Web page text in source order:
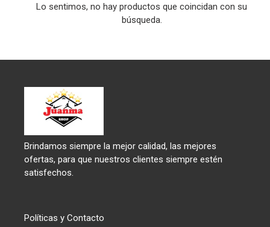
c
i
ó
n
:
Lo sentimos, no hay productos que coincidan con su
búsqueda.
Brindamos siempre la mejor calidad, las mejores
ofertas, para que nuestros clientes siempre estén
satisfechos.
Políticas y Contacto